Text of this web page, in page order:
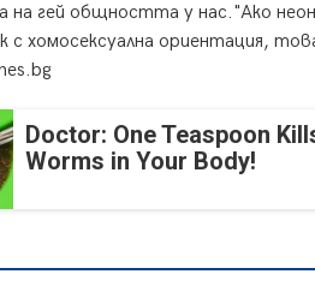
на гей общността у нас."Ако
хомосексуална ориентация,
Doctor: One Teaspoon
Worms in Your Body!